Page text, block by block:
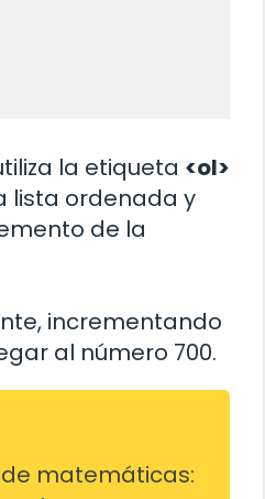
la etiqueta <ol>
lista ordenada y
de la
incrementando
al número 700.
matemáticas: